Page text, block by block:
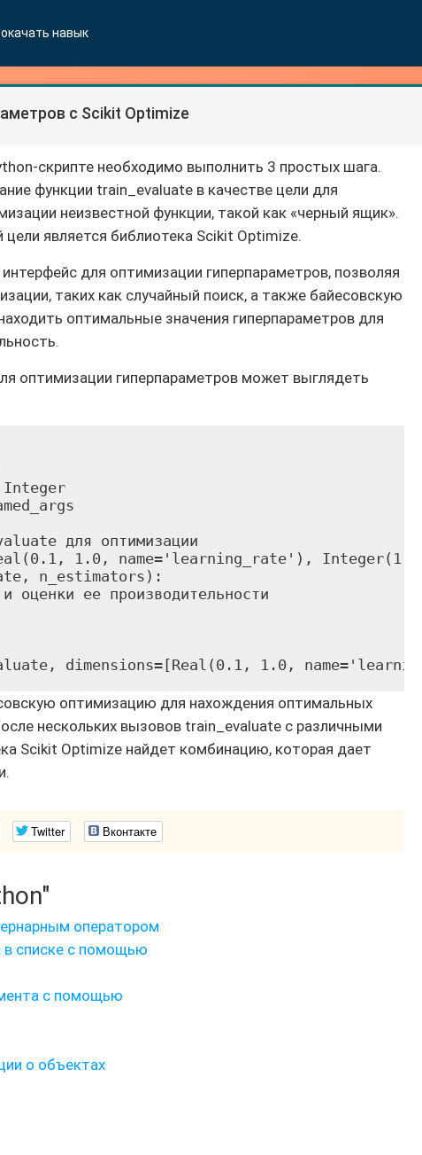
навык
с Scikit Optimize
скрипте необходимо выполнить 3 простых шага.
функции train_evaluate в качестве цели для
неизвестной функции, такой как «черный ящик».
является библиотека Scikit Optimize.
для оптимизации гиперпараметров, позволяя
таких как случайный поиск, а также байесовскую
оптимальные значения гиперпараметров для
оптимизации гиперпараметров может выглядеть
Integer
для оптимизации
1.0, name='learning_rate'), Integer(1,
n_estimators):
оценки ее производительности
оптимизацию для нахождения оптимальных
нескольких вызовов train_evaluate с различными
Scikit Optimize найдет комбинацию, которая дает
Twitter Вконтакте
оператором
в списке с помощью
с помощью
о объектах